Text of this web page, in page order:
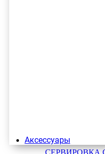
Аксессуары
СЕРВИРОВКА